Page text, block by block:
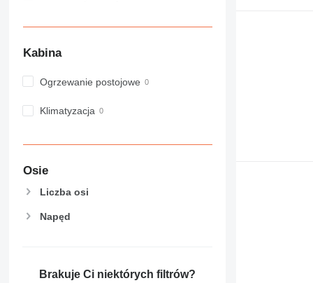
RM
Kabina
Ogrzewanie postojowe
Klimatyzacja
Osie
Liczba osi
Napęd
Brakuje Ci niektórych filtrów?